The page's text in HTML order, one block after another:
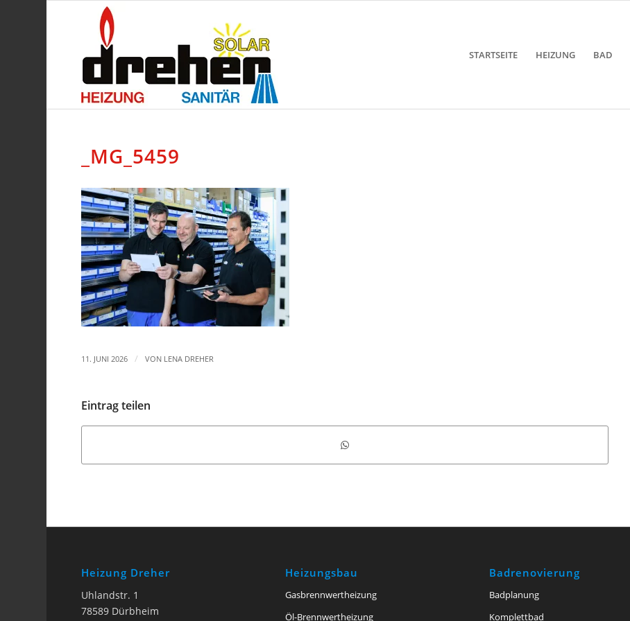
STARTSEITE HEIZUNG BAD
_MG_5459
11. JUNI 2026 / VON LENA DREHER
Eintrag teilen
Heizung Dreher
Uhlandstr. 1
78589 Dürbheim
Heizungsbau
Gasbrennwertheizung
Öl-Brennwertheizung
Badrenovierung
Badplanung
Komplettbad